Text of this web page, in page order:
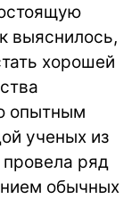
выяснилось,
хорошей
опытным
ученых из
ряд
обычных